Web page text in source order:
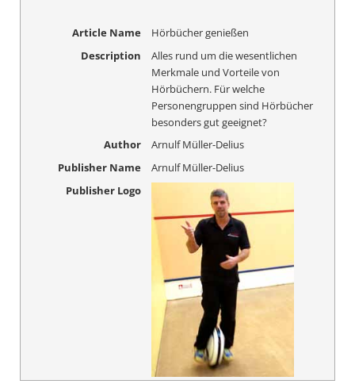
Article Name
Hörbücher genießen
Description
Alles rund um die wesentlichen
Merkmale und Vorteile von
Hörbüchern. Für welche
Personengruppen sind Hörbücher
besonders gut geeignet?
Author
Arnulf Müller-Delius
Publisher Name
Arnulf Müller-Delius
Publisher Logo